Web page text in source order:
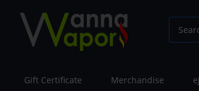
Gift Certificate Merchandise